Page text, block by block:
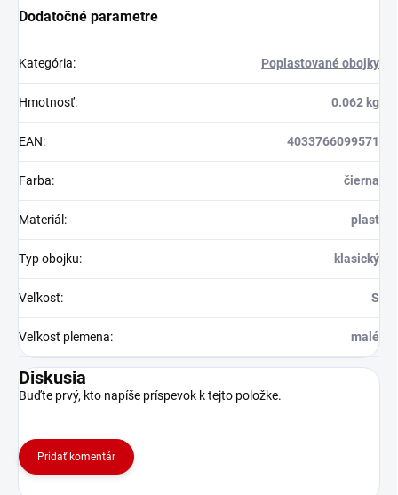
Dodatočné parametre
Kategória: Poplastované obojky
Hmotnosť: 0.062 kg
EAN: 4033766099571
Farba: čierna
Materiál : plast
Typ obojku: klasický
Veľkosť: S
Veľkosť plemena: malé
Diskusia
Buďte prvý, kto napíše príspevok k tejto položke.
Pridať komentár